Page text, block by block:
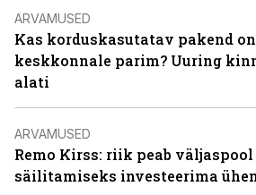
ARVAMUSED
Kas korduskasutatav pakend
keskkonnale parim? Uuring
alati
ARVAMUSED
Remo Kirss: riik peab
säilitamiseks investeerima